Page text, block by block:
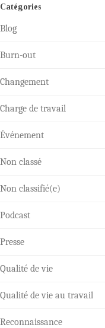
Catégories
Blog
Burn-out
Changement
Charge de travail
Événement
Non classé
Non classifié(e)
Podcast
Presse
Qualité de vie
Qualité de vie au travail
Reconnaissance